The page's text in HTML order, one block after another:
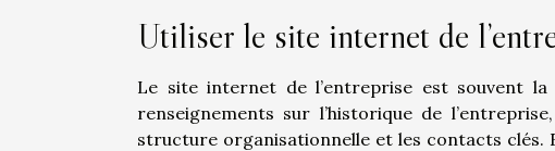
Utiliser le site internet de
Le site internet de l’entreprise est souvent
renseignements sur l’historique de
structure organisationnelle et les contacts clés.